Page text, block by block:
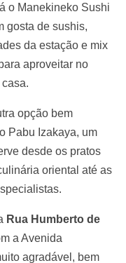
o Manekineko Sushi
gosta de sushis,
da estação e mix
aproveitar no
opção bem
Pabu Izakaya, um
desde os pratos
oriental até as
Rua Humberto de
a Avenida
agradável, bem